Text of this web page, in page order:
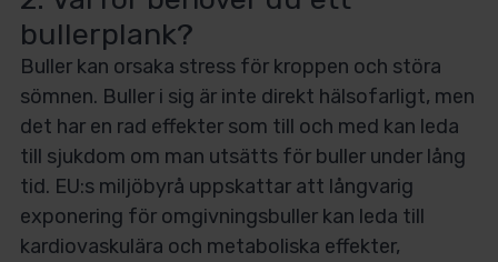
bullerplank?
Buller kan orsaka stress för kroppen och störa
sömnen. Buller i sig är inte direkt hälsofarligt, men
det har en rad effekter som till och med kan leda
till sjukdom om man utsätts för buller under lång
tid. EU:s miljöbyrå uppskattar att långvarig
exponering för omgivningsbuller kan leda till
kardiovaskulära och metaboliska effekter,